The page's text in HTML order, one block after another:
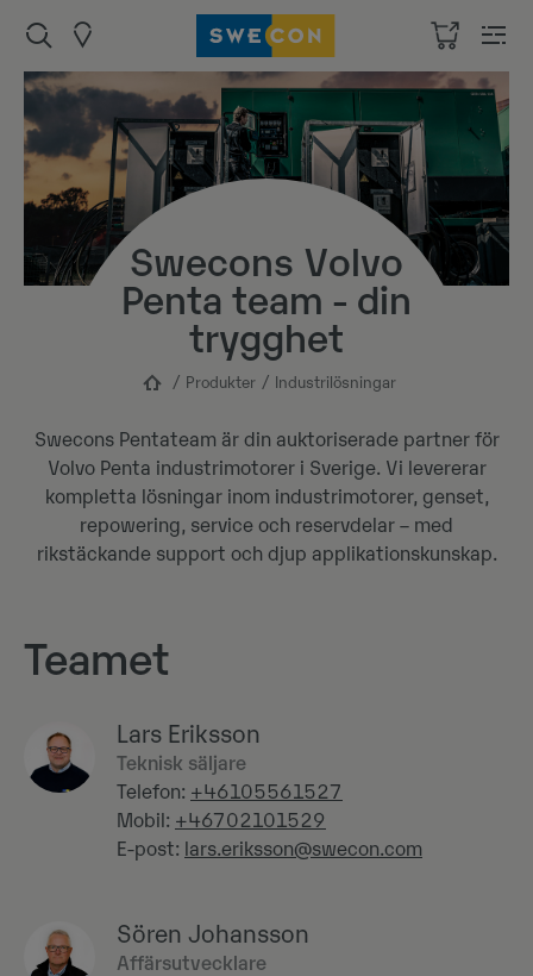
Swecons Volvo
Penta team - din
trygghet
Produkter Industrilösningar
Swecons Pentateam är din auktoriserade partner för
Volvo Penta industrimotorer i Sverige. Vi levererar
kompletta lösningar inom industrimotorer, genset,
repowering, service och reservdelar – med
rikstäckande support och djup applikationskunskap.
Teamet
Lars Eriksson
Teknisk säljare
Telefon: +46105561527
Mobil: +46702101529
E-post: lars.eriksson@swecon.com
Sören Johansson
Affärsutvecklare